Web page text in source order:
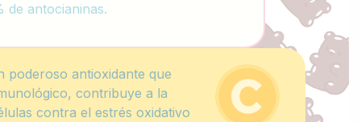
de antocianinas.
poderoso antioxidante que
contribuye a la
contra el estrés oxidativo